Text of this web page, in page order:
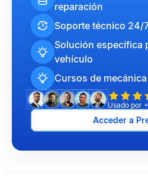
reparación
Soporte técnico 24/
Solución específica
vehículo
Cursos de
Usado por
Acceder a